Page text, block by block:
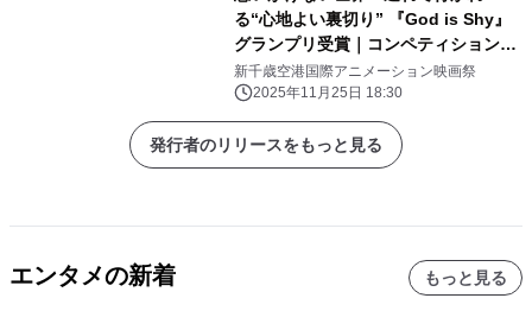
る“心地よい裏切り” 『God is Shy』
グランプリ受賞｜コンペティション受
賞12作品を発表し、無事閉幕
新千歳空港国際アニメーション映画祭
2025年11月25日 18:30
発行者のリリースをもっと見る
エンタメの新着 もっと見る